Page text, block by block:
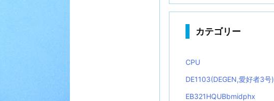
カテゴリー
CPU
DE1103(DEGEN,愛好者3号)
EB321HQUBbmidphx